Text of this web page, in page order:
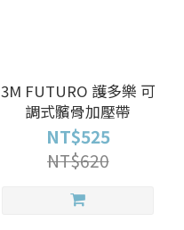
3M FUTURO 護多樂 可
調式髕骨加壓帶
NT$525
NT$620